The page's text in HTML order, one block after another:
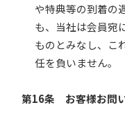
や特典等の到着の
も、当社は会員宛
ものとみなし、こ
任を負いません。
第16条 お客様お問